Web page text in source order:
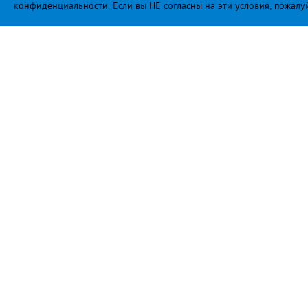
конфиденциальности. Если вы НЕ согласны на эти условия,